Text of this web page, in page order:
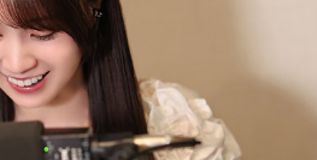
の大切さを実感したという。
きっかけにTCCの活動を知ったそ
TCC CAFE」にも訪れた
新鮮な野菜を味わったり馬関連グ